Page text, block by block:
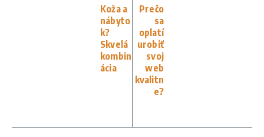
Koža a
nábyto
k?
Skvelá
kombin
ácia
Prečo
sa
oplatí
urobiť
svoj
web
kvalitn
e?